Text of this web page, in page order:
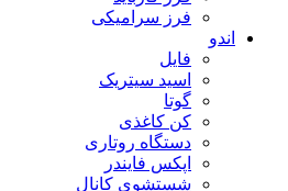
فرز سرامیکی
اندو
فایل
اسید سیتریک
گوتا
کن کاغذی
دستگاه روتاری
اپکس فایندر
شستشوی کانال